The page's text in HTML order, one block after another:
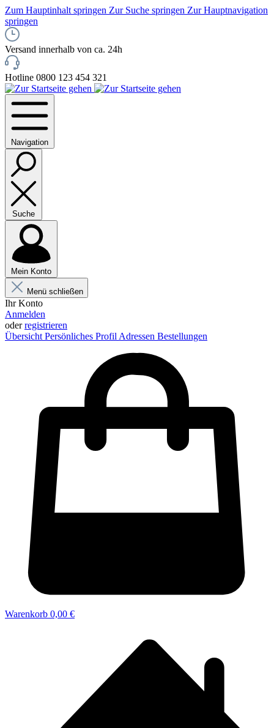
Zum Hauptinhalt springen Zur Suche springen Zur Hauptnavigation
springen
Versand innerhalb von ca. 24h
Hotline 0800 123 454 321
Navigation
Suche
Mein Konto
Menü schließen
Ihr Konto
Anmelden
oderregistrieren
Übersicht Persönliches Profil Adressen Bestellungen
Warenkorb 0,00 €